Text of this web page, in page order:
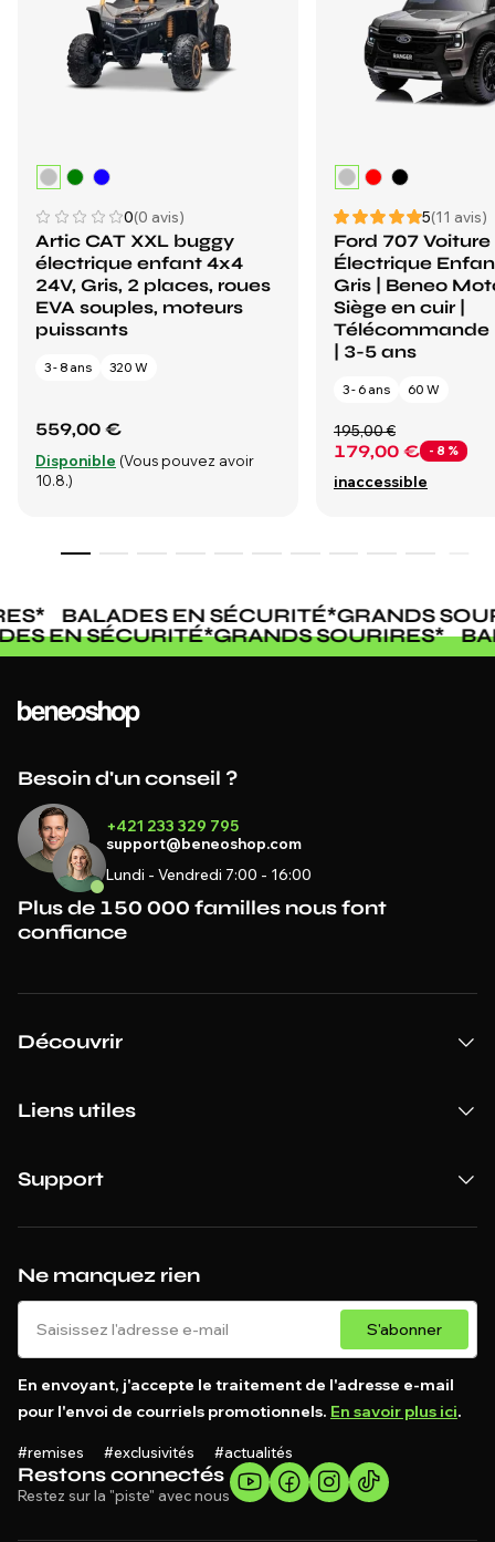
0(0 avis)
Artic CAT XXL buggy
électrique enfant 4x4
24V, Gris, 2 places, roues
EVA souples, moteurs
puissants
3 - 8 ans 320 W
559,00 €
Disponible (Vous pouvez avoir
10.8.)
5(11 avis)
Ford 707 Voiture
Électrique
Gris | Beneo
Siège en cuir |
Télécommande
| 3-5 ans
3 - 6 ans 60 W
179,00 € - 8 %
195,00 €
inaccessible
* BALADES EN SÉCURITÉ*GRANDS
EN SÉCURITÉ*GRANDS SOURIRES*
Restons connectés
Restez sur la "piste" avec nous
Ne manquez rien
S'abonner
En envoyant, j'accepte le traitement de l'adresse e-mail
pour l'envoi de courriels promotionnels. En savoir plus ici.
#remises #exclusivités #actualités
Besoin d'un conseil ?
+421 233 329 795
support@beneoshop.com
Lundi - Vendredi 7:00 - 16:00
Plus de 150 000 familles nous font
confiance
Découvrir
Liens utiles
Support